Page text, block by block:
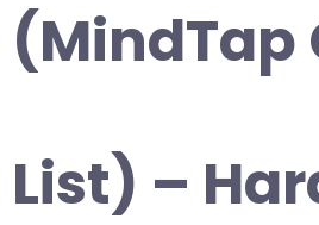
(MindTap
List) –